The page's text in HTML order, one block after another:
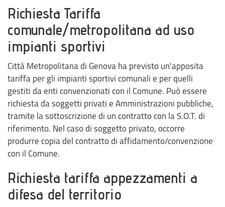
Richiesta Tariffa
comunale/metropolitana ad uso
impianti sportivi
Città Metropolitana di Genova ha previsto un'apposita
tariffa per gli impianti sportivi comunali e per quelli
gestiti da enti convenzionati con il Comune. Può essere
richiesta da soggetti privati e Amministrazioni pubbliche,
tramite la sottoscrizione di un contratto con la S.O.T. di
riferimento. Nel caso di soggetto privato, occorre
produrre copia del contratto di affidamento/convenzione
con il Comune.
Richiesta tariffa appezzamenti a
difesa del territorio